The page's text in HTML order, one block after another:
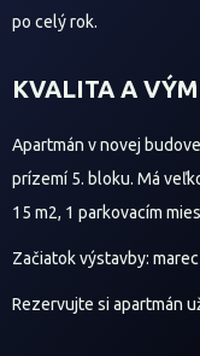
po celý rok.
KVALITA A
Apartmán v novej
prízemí 5. bloku. Má
15 m2, 1 parkovacím
Začiatok výstavby:
Rezervujte si apartmán